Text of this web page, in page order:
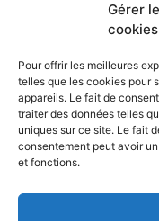
Gérer
cookies
Pour offrir les meilleures
telles que les cookies pour
appareils. Le fait de
traiter des données telles
uniques sur ce site. Le fait
consentement peut avoir
et fonctions.
Le match Les
Retrouvez